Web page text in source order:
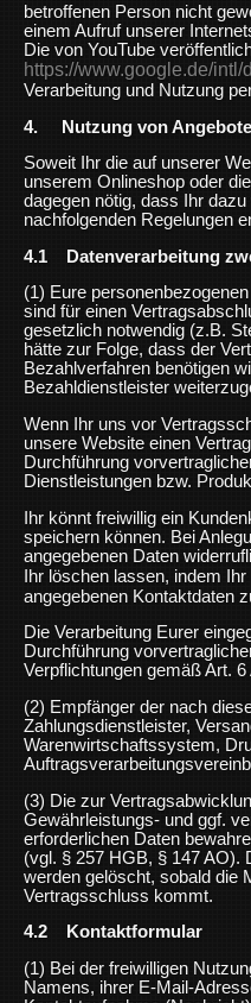
betroffenen Person nicht
einem Aufruf unserer
Die von YouTube
https://www.google.de/
Verarbeitung und Nutzung
4. Nutzung von
Soweit Ihr die auf unserer
unserem Onlineshop oder
dagegen nötig, dass Ihr
nachfolgenden Regelungen
4.1 Datenverarbeitung
(1) Eure
sind für einen
gesetzlich notwendig (z.B.
hätte zur Folge, dass der
Bezahlverfahren benötigen
Bezahldienstleister
Wenn Ihr uns vor
unsere Website einen
Durchführung
Dienstleistungen bzw.
Ihr könnt freiwillig ein
speichern können. Bei
angegebenen Daten
Ihr löschen lassen, indem
angegebenen Kontaktdaten
Die Verarbeitung Eurer
Durchführung
Verpflichtungen gemäß Art.
(2) Empfänger der nach
Zahlungsdienstleister,
Warenwirtschaftssystem,
(3) Die zur
Gewährleistungs- und ggf.
erforderlichen Daten
(vgl. § 257 HGB, § 147 AO).
werden gelöscht, sobald die
Vertragsschluss kommt.
4.2 Kontaktformular
(1) Bei der freiwilligen
Namens, ihrer E-Mail-